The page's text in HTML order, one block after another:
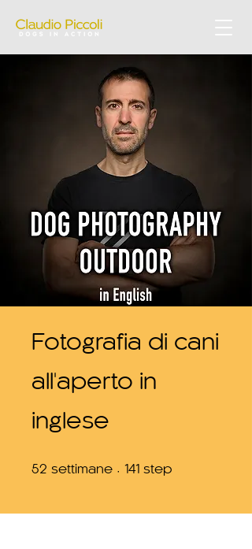
Fotografia di cani
all'aperto in
inglese
52 settimane 52 settimane
141 step